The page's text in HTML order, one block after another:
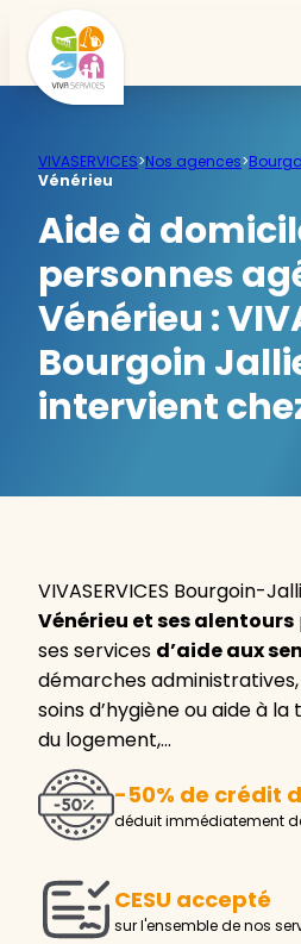
VIVASERVICES>Nos agences>
Vénérieu
Aide à
personnes
Vénérieu :
Bourgoin
intervient
VIVASERVICES Bourgoin-
Vénérieu et ses alentours
ses services d’aide aux
démarches
soins d’hygiène ou aide à
du logement,…
-50% de crédit
déduit immédiatement
CESU accepté
sur l'ensemble de nos